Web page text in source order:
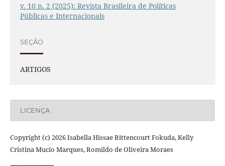
v. 10 n. 2 (2025): Revista Brasileira de Políticas
Públicas e Internacionais
SEÇÃO
ARTIGOS
LICENÇA
Copyright (c) 2026 Isabella Hissae Bittencourt Fokuda, Kelly
Cristina Mucio Marques, Romildo de Oliveira Moraes